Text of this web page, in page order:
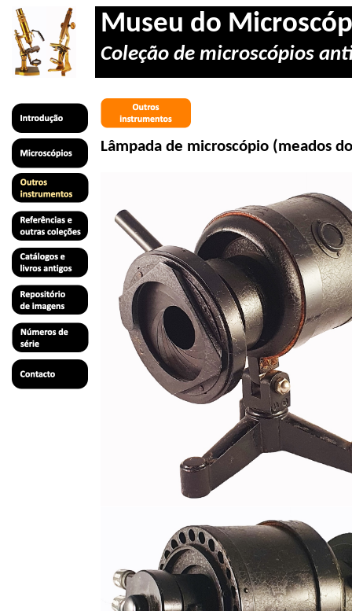
Museu do
Coleção de microscópios
Lâmpada de microscópio (meados